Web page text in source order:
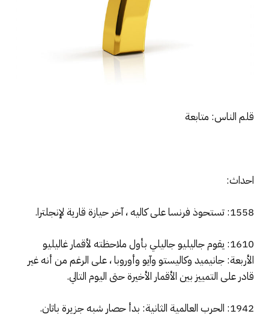
قلم الناس: متابعة
احداث:
1558: تستحوذ فرنسا على كاليه ، آخر حيازة قارية لإنجلترا.
1610: يقوم جاليليو جاليلي بأول ملاحظته لأقمار غاليليو
الأربعة: جانيميد وكاليستو وآيو وأوروبا ، على الرغم من أنه غير
قادر على التمييز بين الأقمار الأخيرة حتى اليوم التالي.
1942: الحرب العالمية الثانية: بدأ حصار شبه جزيرة باتان.